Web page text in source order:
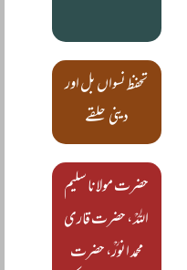
تحفظ نسواں بل اور
دینی حلقے
حضرت مولانا سلیم
اللہؒ ، حضرت قاری
محمد انورؒ، حضرت